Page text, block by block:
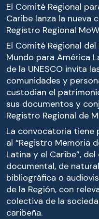
El Comité Regional
Caribe lanza la nueva
Registro Regional
El Comité Regional
Mundo para América
de la UNESCO invita
comunidades y
custodian el
sus documentos y
Registro Regional de
La convocatoria tiene
al “Registro Memoria
Latina y el Caribe”,
documental, de
bibliográfica o
de la Región, con
colectiva de la
caribeña.